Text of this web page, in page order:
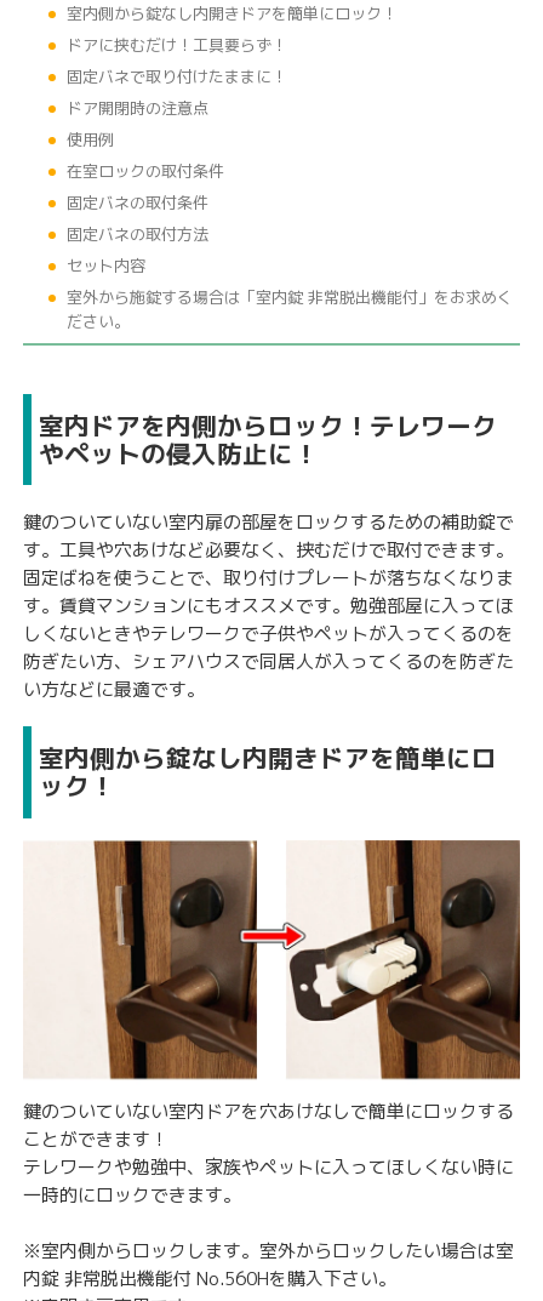
室内側から錠なし内開きドアを簡単にロック！
ドアに挟むだけ！工具要らず！
固定バネで取り付けたままに！
ドア開閉時の注意点
使用例
在室ロックの取付条件
固定バネの取付条件
固定バネの取付方法
セット内容
室外から施錠する場合は「室内錠 非常脱出機能付」をお求めく
ださい。
室内ドアを内側からロック！テレワーク
やペットの侵入防止に！
鍵のついていない室内扉の部屋をロックするための補助錠で
す。工具や穴あけなど必要なく、挟むだけで取付できます。
固定ばねを使うことで、取り付けプレートが落ちなくなりま
す。賃貸マンションにもオススメです。勉強部屋に入ってほ
しくないときやテレワークで子供やペットが入ってくるのを
防ぎたい方、シェアハウスで同居人が入ってくるのを防ぎた
い方などに最適です。
室内側から錠なし内開きドアを簡単にロ
ック！
鍵のついていない室内ドアを穴あけなしで簡単にロックする
ことができます！
テレワークや勉強中、家族やペットに入ってほしくない時に
一時的にロックできます。
※室内側からロックします。室外からロックしたい場合は室
内錠 非常脱出機能付 No.560Hを購入下さい。